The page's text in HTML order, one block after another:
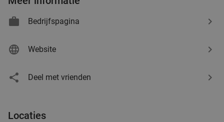
Bedrijfspagina
Website
Deel met vrienden
Locaties